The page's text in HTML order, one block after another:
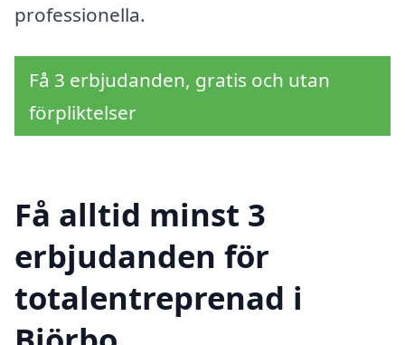
professionella.
Få 3 erbjudanden, gratis och utan
förpliktelser
Få alltid minst 3
erbjudanden för
totalentreprenad i